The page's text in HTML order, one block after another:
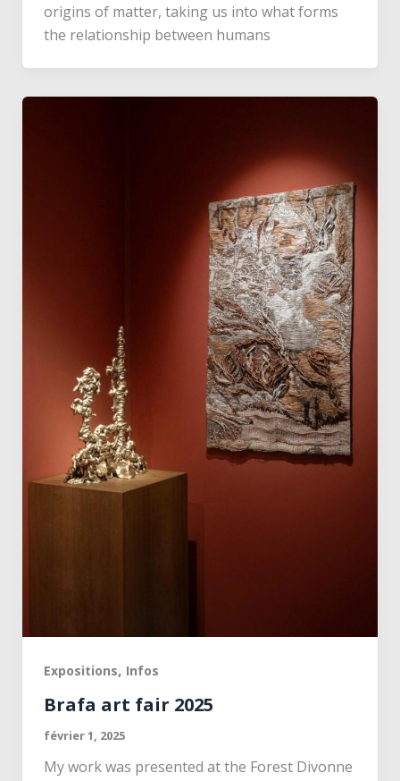
origins of matter, taking us into what forms
the relationship between humans
Expositions, Infos
Brafa art fair 2025
février 1, 2025
My work was presented at the Forest Divonne